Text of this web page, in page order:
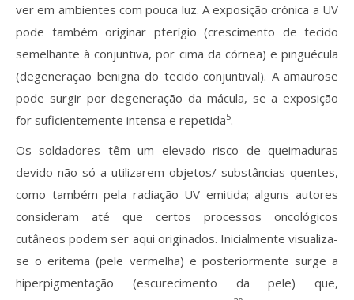
ver em ambientes com pouca luz. A exposição crónica a UV
pode também originar pterígio (crescimento de tecido
semelhante à conjuntiva, por cima da córnea) e pinguécula
(degeneração benigna do tecido conjuntival). A amaurose
pode surgir por degeneração da mácula, se a exposição
for suficientemente intensa e repetida5.
Os soldadores têm um elevado risco de queimaduras
devido não só a utilizarem objetos/ substâncias quentes,
como também pela radiação UV emitida; alguns autores
consideram até que certos processos oncológicos
cutâneos podem ser aqui originados. Inicialmente visualiza-
se o eritema (pele vermelha) e posteriormente surge a
hiperpigmentação (escurecimento da pele) que,